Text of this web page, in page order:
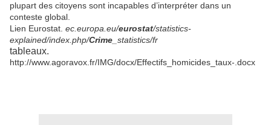
plupart des citoyens sont incapables d’interpréter dans un
conteste global.
Lien Eurostat. ec.europa.eu/eurostat/statistics-
explained/index.php/Crime _statistics/fr
tableaux.
http://www.agoravox.fr/IMG/docx/Effectifs_homicides_taux-.docx